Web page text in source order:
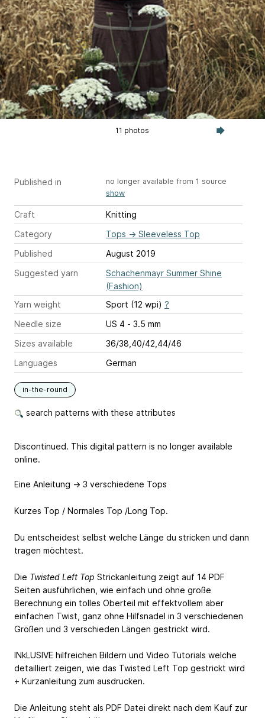
11 photos
Published in
no longer available from 1 source
show
Craft
Knitting
Category
Tops → Sleeveless Top
Published
August 2019
Suggested yarn
Schachenmayr Summer Shine
(Fashion)
Yarn weight
Sport (12 wpi) ?
Needle size
US 4 - 3.5 mm
Sizes available
36/38,40/42,44/46
Languages
German
in-the-round
search patterns with these attributes
Discontinued. This digital pattern is no longer available
online.
Eine Anleitung -> 3 verschiedene Tops
Kurzes Top / Normales Top /Long Top.
Du entscheidest selbst welche Länge du stricken und dann
tragen möchtest.
Die Twisted Left Top Strickanleitung zeigt auf 14 PDF
Seiten ausführlichen, wie einfach und ohne große
Berechnung ein tolles Oberteil mit effektvollem aber
einfachen Twist, ganz ohne Hilfsnadel in 3 verschiedenen
Größen und 3 verschieden Längen gestrickt wird.
INkLUSIVE hilfreichen Bildern und Video Tutorials welche
detailliert zeigen, wie das Twisted Left Top gestrickt wird
+ Kurzanleitung zum ausdrucken.
Die Anleitung steht als PDF Datei direkt nach dem Kauf zur